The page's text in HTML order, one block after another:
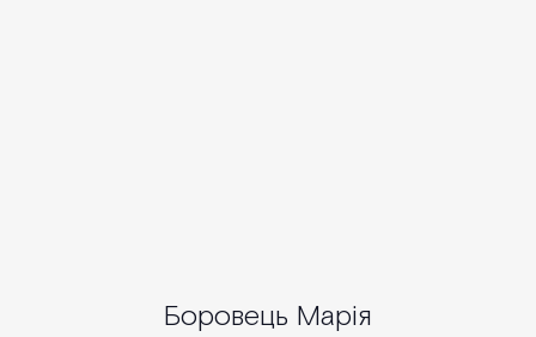
Боровець Марія